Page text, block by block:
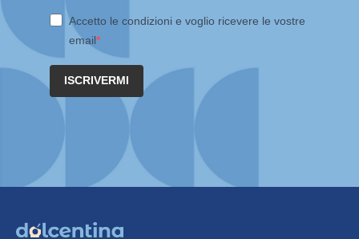
Accetto le condizioni e voglio ricevere le vostre
email
ISCRIVERMI